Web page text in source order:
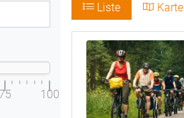
100
Liste Karte